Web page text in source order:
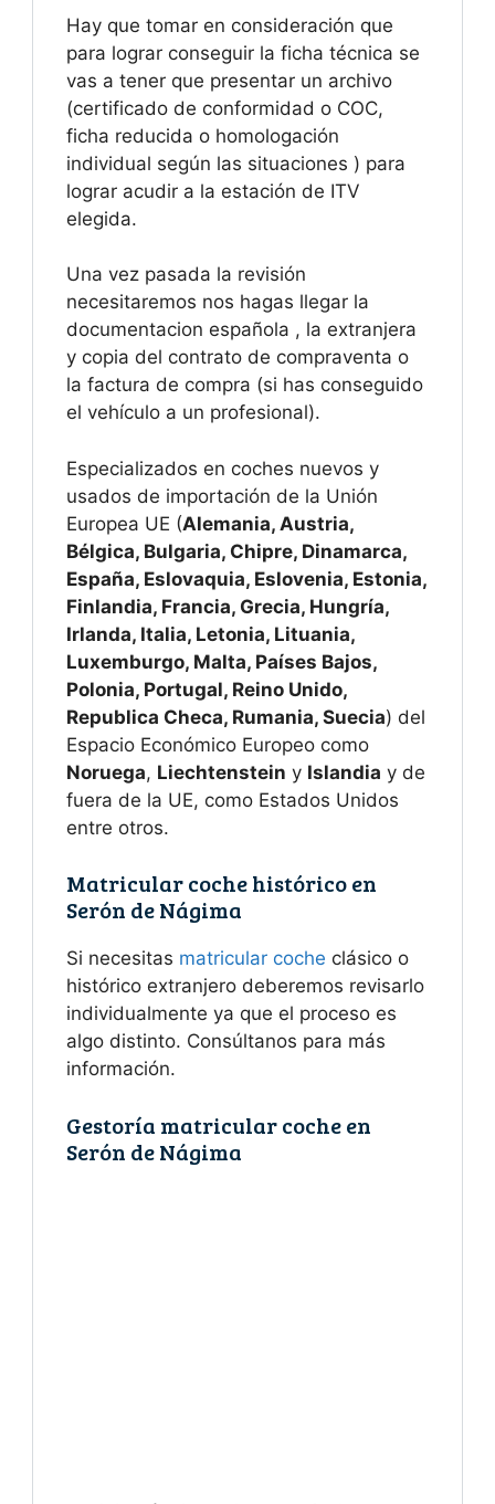
Hay que tomar en consideración que
para lograr conseguir la ficha técnica se
vas a tener que presentar un archivo
(certificado de conformidad o COC,
ficha reducida o homologación
individual según las situaciones ) para
lograr acudir a la estación de ITV
elegida.
Una vez pasada la revisión
necesitaremos nos hagas llegar la
documentacion española , la extranjera
y copia del contrato de compraventa o
la factura de compra (si has conseguido
el vehículo a un profesional).
Especializados en coches nuevos y
usados de importación de la Unión
Europea UE (Alemania, Austria,
Bélgica, Bulgaria, Chipre, Dinamarca,
España, Eslovaquia, Eslovenia, Estonia,
Finlandia, Francia, Grecia, Hungría,
Irlanda, Italia, Letonia, Lituania,
Luxemburgo, Malta, Países Bajos,
Polonia, Portugal, Reino Unido,
Republica Checa, Rumania, Suecia) del
Espacio Económico Europeo como
Noruega, Liechtenstein y Islandia y de
fuera de la UE, como Estados Unidos
entre otros.
Matricular coche histórico en
Serón de Nágima
Si necesitas matricular coche clásico o
histórico extranjero deberemos revisarlo
individualmente ya que el proceso es
algo distinto. Consúltanos para más
información.
Gestoría matricular coche en
Serón de Nágima